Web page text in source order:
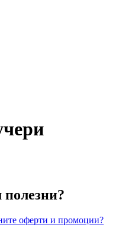
оферти и промоции?